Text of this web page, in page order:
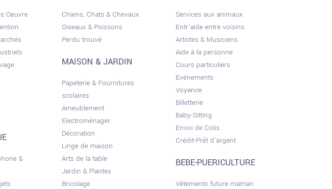
Oeuvre
&
Chiens, Chats & Chevaux
Oiseaux & Poissons
Perdu trouvé
MAISON & JARDIN
Papeterie & Fournitures
scolaires
Ameublement
Electroménager
Décoration
Linge de maison
Arts de la table
Jardin & Plantes
Bricolage
Services aux animaux
Entr'aide entre voisins
Artistes & Musiciens
Aide à la personne
Cours particuliers
Evénements
Voyance
Billetterie
Baby-Sitting
Envoi de Colis
Crédit-Prêt d'argent
BEBE-PUERICULTURE
Vêtements future maman